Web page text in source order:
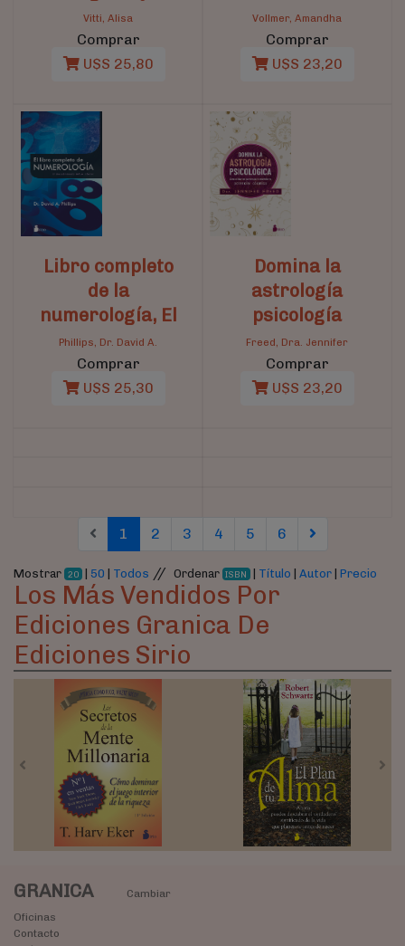
Vitti, Alisa
Comprar
U$S 25,80
Vollmer, Amandha
Comprar
U$S 23,20
Libro completo
de la
numerología, El
Phillips, Dr. David A.
Comprar
U$S 25,30
Domina la
astrología
psicología
Freed, Dra. Jennifer
Comprar
U$S 23,20
1 (current)
2(current)
3(current)
4(current)
5(current)
6(current)
Mostrar 20 | 50 | Todos // Ordenar ISBN | Título |Autor |Precio
Los Más Vendidos Por
Ediciones Granica De
Ediciones Sirio
Previous
GRANICA
Cambiar
Oficinas
Contacto